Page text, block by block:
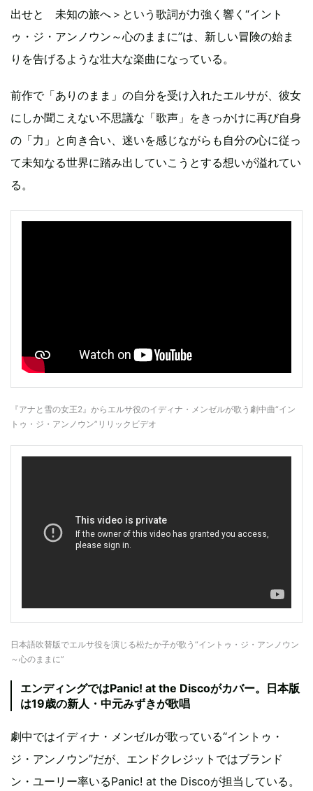
出せと 未知の旅へ＞という歌詞が力強く響く“イント
ゥ・ジ・アンノウン～心のままに”は、新しい冒険の始ま
りを告げるような壮大な楽曲になっている。
前作で「ありのまま」の自分を受け入れたエルサが、彼女
にしか聞こえない不思議な「歌声」をきっかけに再び自身
の「力」と向き合い、迷いを感じながらも自分の心に従っ
て未知なる世界に踏み出していこうとする想いが溢れてい
る。
『アナと雪の女王2』からエルサ役のイディナ・メンゼルが歌う劇中曲“イン
トゥ・ジ・アンノウン”リリックビデオ
日本語吹替版でエルサ役を演じる松たか子が歌う“イントゥ・ジ・アンノウン
～心のままに”
エンディングではPanic! at the Discoがカバー。日本版
は19歳の新人・中元みずきが歌唱
劇中ではイディナ・メンゼルが歌っている“イントゥ・
ジ・アンノウン”だが、エンドクレジットではブランド
ン・ユーリー率いるPanic! at the Discoが担当している。